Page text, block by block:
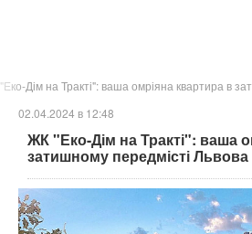
Дім на Тракті": ваша омріяна квартира в
02.04.2024 в 12:48
ЖК "Еко-Дім на Тракті": ваша
затишному передмісті Львова